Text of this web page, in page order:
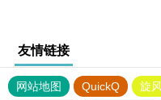
友情链接
网站地图 QuickQ 旋